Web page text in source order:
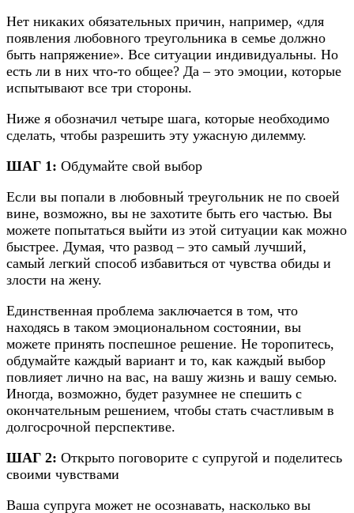
Нет никаких обязательных причин, например, «для
появления любовного треугольника в семье должно
быть напряжение». Все ситуации индивидуальны. Но
есть ли в них что-то общее? Да – это эмоции, которые
испытывают все три стороны.
Ниже я обозначил четыре шага, которые необходимо
сделать, чтобы разрешить эту ужасную дилемму.
ШАГ 1: Обдумайте свой выбор
Если вы попали в любовный треугольник не по своей
вине, возможно, вы не захотите быть его частью. Вы
можете попытаться выйти из этой ситуации как можно
быстрее. Думая, что развод – это самый лучший,
самый легкий способ избавиться от чувства обиды и
злости на жену.
Единственная проблема заключается в том, что
находясь в таком эмоциональном состоянии, вы
можете принять поспешное решение. Не торопитесь,
обдумайте каждый вариант и то, как каждый выбор
повлияет лично на вас, на вашу жизнь и вашу семью.
Иногда, возможно, будет разумнее не спешить с
окончательным решением, чтобы стать счастливым в
долгосрочной перспективе.
ШАГ 2: Открыто поговорите с супругой и поделитесь
своими чувствами
Ваша супруга может не осознавать, насколько вы